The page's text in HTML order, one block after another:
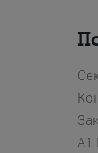
A1